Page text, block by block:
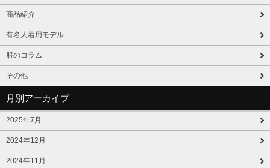
商品紹介
有名人着用モデル
服のコラム
その他
月別アーカイブ
2025年7月
2024年12月
2024年11月